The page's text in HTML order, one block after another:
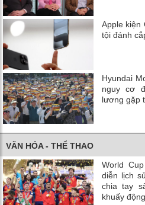
Apple kiện
tội đánh
Hyundai
nguy cơ
lương gặp
VĂN HÓA - THỂ THAO
World
diễn lịch
chia tay
khuấy